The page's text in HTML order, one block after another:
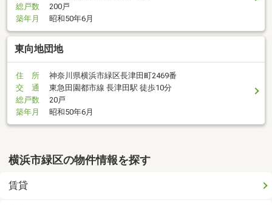
総戸数
200戸
築年月
昭和50年6月
東向地団地
住 所
神奈川県横浜市緑区長津田町2469番
交 通
東急田園都市線 長津田駅 徒歩10分
総戸数
20戸
築年月
昭和50年6月
横浜市緑区の物件情報を探す
賃貸